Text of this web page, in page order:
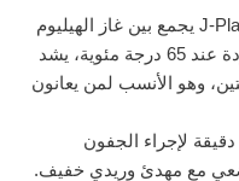
جهاز J-Plasma (Renuvion) يجمع بين غاز الهيليوم
وطاقة التردد الراديوي لإنتاج بلازما باردة عند 65 درجة مئوية، يشد
وهو الأنسب لمن يعانون
تستغرق الجلسة ما بين 45 و90 دقيقة لإجراء الجفون
مع مهدئ وريدي خفيف.